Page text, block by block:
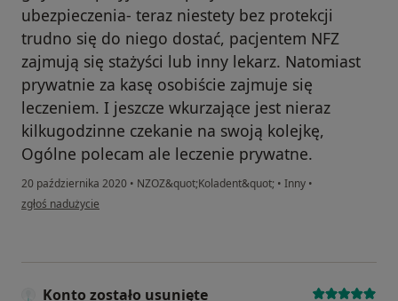
ubezpieczenia- teraz niestety bez protekcji
trudno się do niego dostać, pacjentem NFZ
zajmują się stażyści lub inny lekarz. Natomiast
prywatnie za kasę osobiście zajmuje się
leczeniem. I jeszcze wkurzające jest nieraz
kilkugodzinne czekanie na swoją kolejkę,
Ogólne polecam ale leczenie prywatne.
20 października 2020 • NZOZ&quot;Koladent&quot; • Inny •
w opinii użytkownika Konto zostało usunięte
zgłoś nadużycie
Konto zostało usunięte